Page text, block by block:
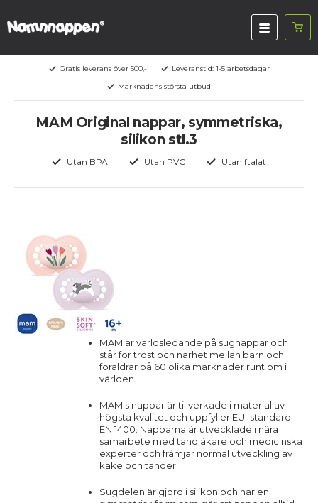
Gratis leverans över 500,-
Leveranstid: 1-5 arbetsdagar
Marknadens största utbud
MAM Original nappar, symmetriska,
silikon stl.3
Utan BPA Utan PVC Utan ftalat
MAM är världsledande på sugnappar och
står för tröst och närhet mellan barn och
föräldrar på 60 olika marknader runt om i
världen.
MAM's nappar är tillverkade i material av
högsta kvalitet och uppfyller EU–standard
EN 1400. Napparna är utvecklade i nära
samarbete med tandläkare och medicinska
experter och främjar normal utveckling av
käke och tänder.
Sugdelen är gjord i silikon och har en